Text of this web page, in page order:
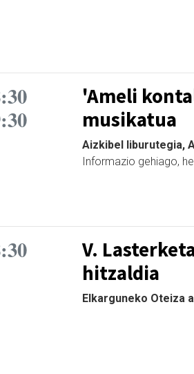
'Ameli
musikatua
Aizkibel liburutegia,
Informazio gehiago,
V.
hitzaldia
Elkarguneko Oteiza